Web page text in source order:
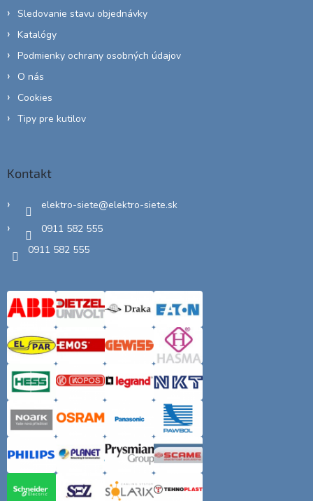
Sledovanie stavu objednávky
Katalógy
Podmienky ochrany osobných údajov
O nás
Cookies
Tipy pre kutilov
Kontakt
elektro-siete@elektro-siete.sk
0911 582 555
0911 582 555